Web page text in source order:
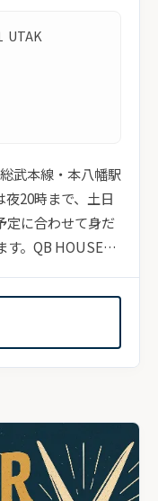
UTAK
武本線・本八幡駅
20時まで、土日
定に合わせて身だ
す。QB HOUSEが